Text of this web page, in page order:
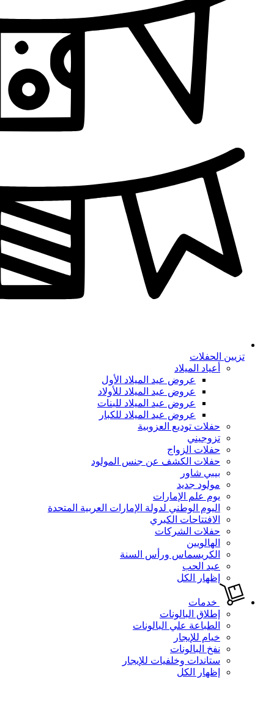
تزيين الحفلات
أعياد الميلاد
عروض عيد الميلاد الأول
عروض عيد الميلاد للأولاد
عروض عيد الميلاد للبنات
عروض عيد الميلاد للكبار
حفلات توديع العزوبية
تزوجيني
حفلات الزواج
حفلات الكشف عن جنس المولود
بيبي شاور
مولود جديد
يوم علم الإمارات
اليوم الوطني لدولة الإمارات العربية المتحدة
الافتتاحات الكبري
حفلات الشركات
الهالويين
الكريسماس ورأس السنة
عيد الحب
إظهار الكل
خدمات
إطلاق البالونات
الطباعة علي البالونات
خيام للإيجار
نفخ البالونات
ستاندات وخلفيات للإيجار
إظهار الكل